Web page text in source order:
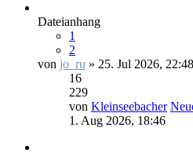
Dateianhang
1
2
von jo_ru » 25. Jul 2026,
16
229
von Kleinseebacher
1. Aug 2026, 18:46